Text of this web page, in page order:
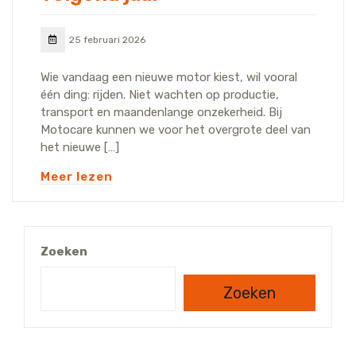
25 februari 2026
Wie vandaag een nieuwe motor kiest, wil vooral
één ding: rijden. Niet wachten op productie,
transport en maandenlange onzekerheid. Bij
Motocare kunnen we voor het overgrote deel van
het nieuwe […]
Meer lezen
Zoeken
Zoeken